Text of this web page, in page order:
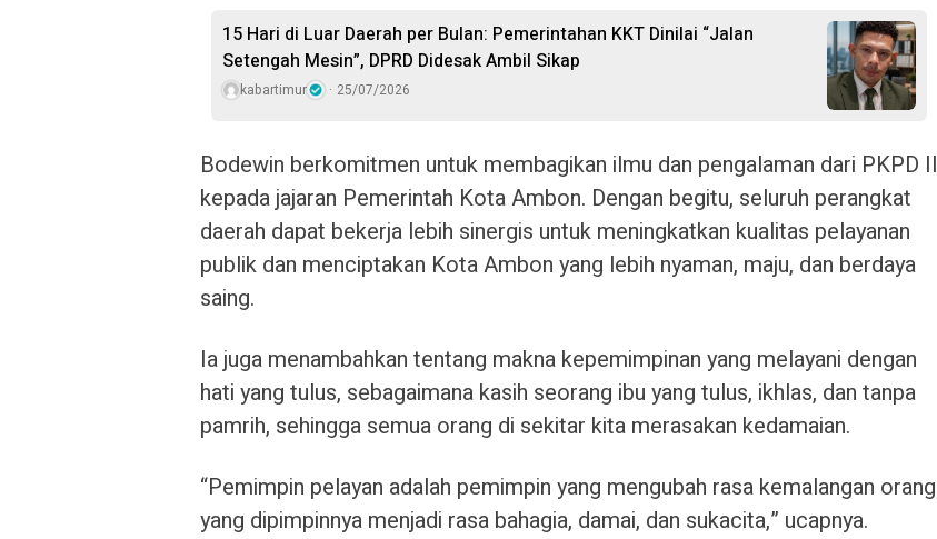
15 Hari di Luar Daerah per Bulan: Pemerintahan KKT Dinilai “Jalan
Setengah Mesin”, DPRD Didesak Ambil Sikap
kabartimur 25/07/2026
Bodewin berkomitmen untuk membagikan ilmu dan pengalaman dari PKPD II
kepada jajaran Pemerintah Kota Ambon. Dengan begitu, seluruh perangkat
daerah dapat bekerja lebih sinergis untuk meningkatkan kualitas pelayanan
publik dan menciptakan Kota Ambon yang lebih nyaman, maju, dan berdaya
saing.
Ia juga menambahkan tentang makna kepemimpinan yang melayani dengan
hati yang tulus, sebagaimana kasih seorang ibu yang tulus, ikhlas, dan tanpa
pamrih, sehingga semua orang di sekitar kita merasakan kedamaian.
“Pemimpin pelayan adalah pemimpin yang mengubah rasa kemalangan orang
yang dipimpinnya menjadi rasa bahagia, damai, dan sukacita,” ucapnya.